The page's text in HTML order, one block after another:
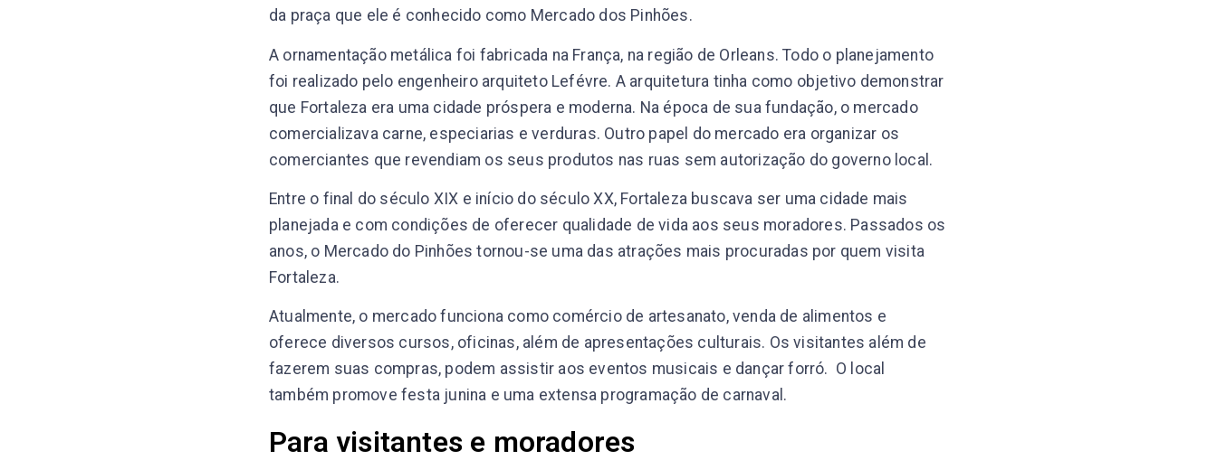
da praça que ele é conhecido como Mercado dos Pinhões.
A ornamentação metálica foi fabricada na França, na região de Orleans. Todo o planejamento
foi realizado pelo engenheiro arquiteto Lefévre. A arquitetura tinha como objetivo demonstrar
que Fortaleza era uma cidade próspera e moderna. Na época de sua fundação, o mercado
comercializava carne, especiarias e verduras. Outro papel do mercado era organizar os
comerciantes que revendiam os seus produtos nas ruas sem autorização do governo local.
Entre o final do século XIX e início do século XX, Fortaleza buscava ser uma cidade mais
planejada e com condições de oferecer qualidade de vida aos seus moradores. Passados os
anos, o Mercado do Pinhões tornou-se uma das atrações mais procuradas por quem visita
Fortaleza.
Atualmente, o mercado funciona como comércio de artesanato, venda de alimentos e
oferece diversos cursos, oficinas, além de apresentações culturais. Os visitantes além de
fazerem suas compras, podem assistir aos eventos musicais e dançar forró. O local
também promove festa junina e uma extensa programação de carnaval.
Para visitantes e moradores